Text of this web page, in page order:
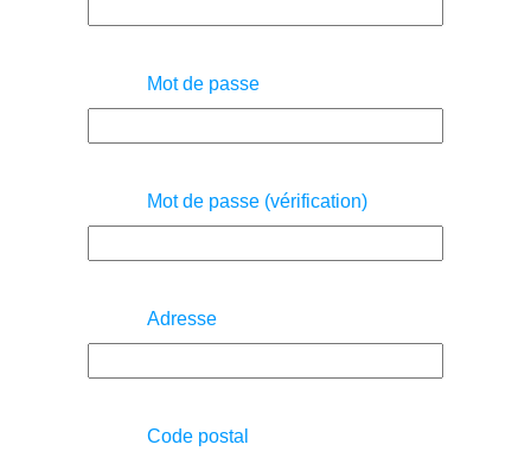
Mot de passe
Mot de passe (vérification)
Adresse
Code postal